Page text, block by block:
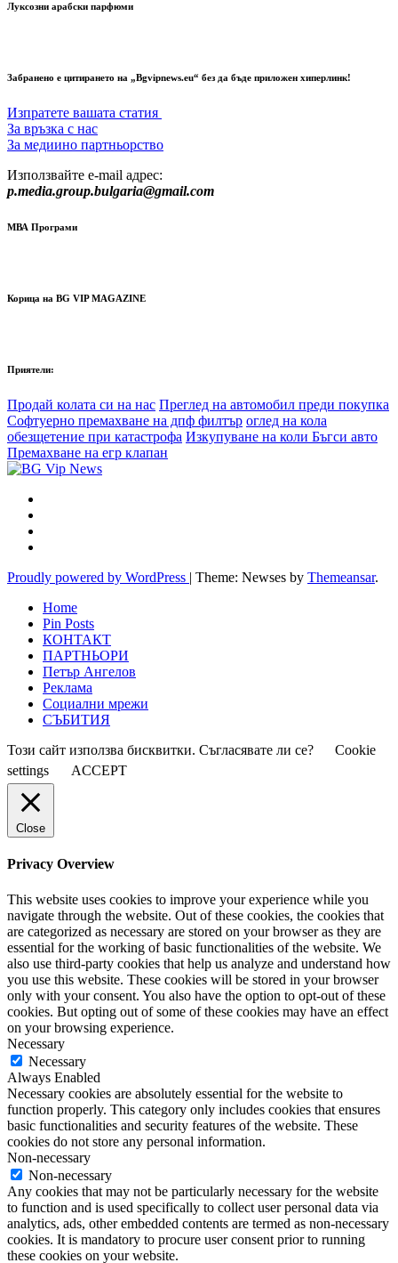
Луксозни арабски парфюми
Забранено е цитирането на „Bgvipnews.eu“ без да бъде приложен хиперлинк!
Изпратете вашата статия
За връзка с нас
За медиино партньорство
Използвайте e-mail адрес:
p.media.group.bulgaria@gmail.com
МВА Програми
Корица на BG VIP MAGAZINE
Приятели:
Продай колата си на нас Преглед на автомобил преди покупка
Софтуерно премахване на дпф филтър оглед на кола
обезщетение при катастрофа Изкупуване на коли Бъгси авто
Премахване на егр клапан
Proudly powered by WordPress | Theme: Newses by Themeansar.
Home
Pin Posts
КОНТАКТ
ПАРТНЬОРИ
Петър Ангелов
Реклама
Социални мрежи
СЪБИТИЯ
Този сайт използва бисквитки. Съгласявате ли се?
Cookie
settings
ACCEPT
Close
Privacy Overview
This website uses cookies to improve your experience while you
navigate through the website. Out of these cookies, the cookies that
are categorized as necessary are stored on your browser as they are
essential for the working of basic functionalities of the website. We
also use third-party cookies that help us analyze and understand how
you use this website. These cookies will be stored in your browser
only with your consent. You also have the option to opt-out of these
cookies. But opting out of some of these cookies may have an effect
on your browsing experience.
Necessary
Necessary
Always Enabled
Necessary cookies are absolutely essential for the website to
function properly. This category only includes cookies that ensures
basic functionalities and security features of the website. These
cookies do not store any personal information.
Non-necessary
Non-necessary
Any cookies that may not be particularly necessary for the website
to function and is used specifically to collect user personal data via
analytics, ads, other embedded contents are termed as non-necessary
cookies. It is mandatory to procure user consent prior to running
these cookies on your website.